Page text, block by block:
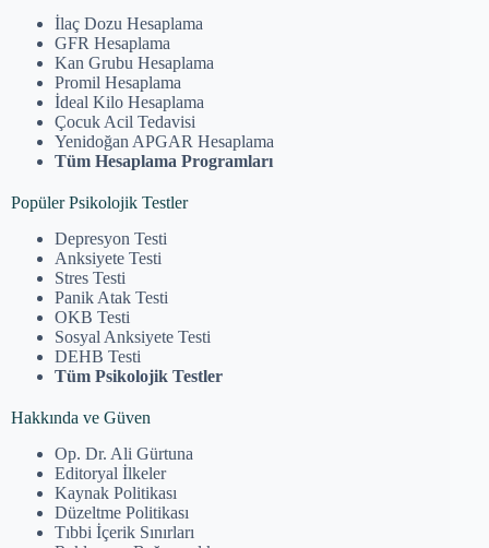
İlaç Dozu Hesaplama
GFR Hesaplama
Kan Grubu Hesaplama
Promil Hesaplama
İdeal Kilo Hesaplama
Çocuk Acil Tedavisi
Yenidoğan APGAR Hesaplama
Tüm Hesaplama Programları
Popüler Psikolojik Testler
Depresyon Testi
Anksiyete Testi
Stres Testi
Panik Atak Testi
OKB Testi
Sosyal Anksiyete Testi
DEHB Testi
Tüm Psikolojik Testler
Hakkında ve Güven
Op. Dr. Ali Gürtuna
Editoryal İlkeler
Kaynak Politikası
Düzeltme Politikası
Tıbbi İçerik Sınırları